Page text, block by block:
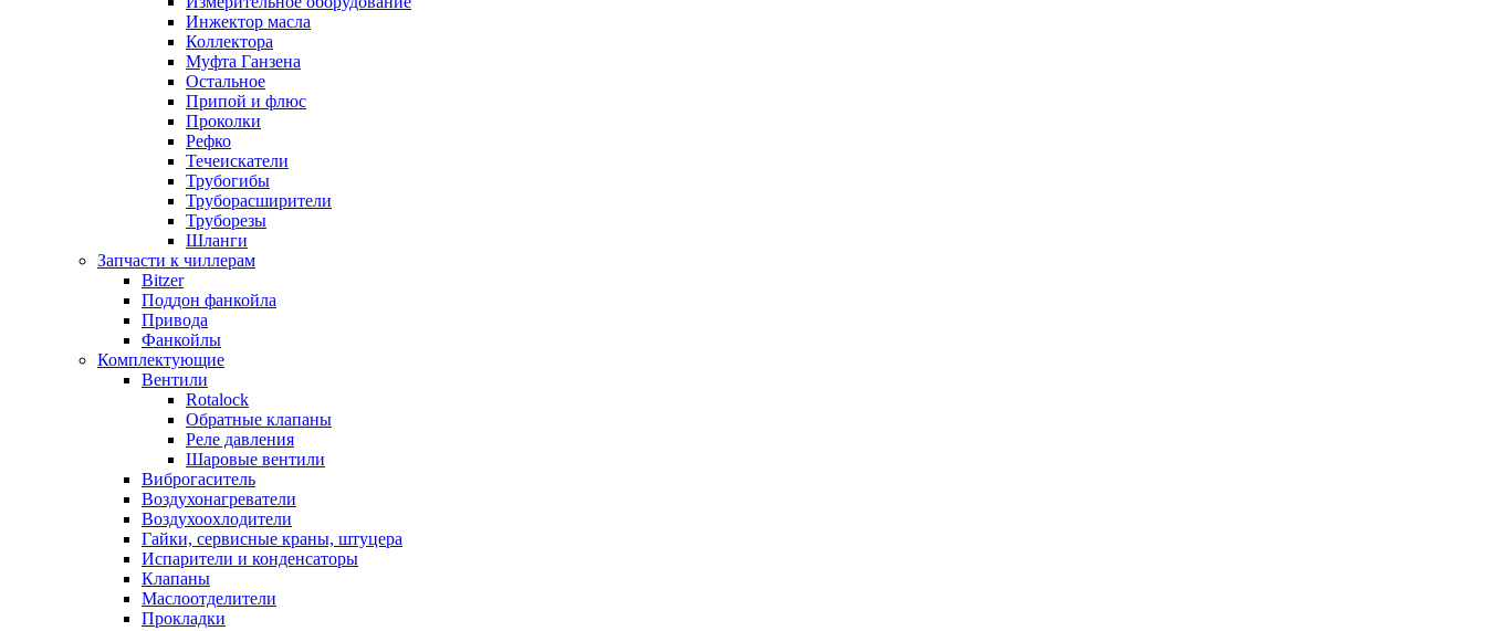
Инжектор масла
Коллектора
Муфта Ганзена
Остальное
Припой и флюс
Проколки
Рефко
Течеискатели
Трубогибы
Труборасширители
Труборезы
Шланги
Запчасти к чиллерам
Bitzer
Поддон фанкойла
Привода
Фанкойлы
Комплектующие
Вентили
Rotalock
Обратные клапаны
Реле давления
Шаровые вентили
Виброгаситель
Воздухонагреватели
Воздухоохлодители
Гайки, сервисные краны, штуцера
Испарители и конденсаторы
Клапаны
Маслоотделители
Прокладки